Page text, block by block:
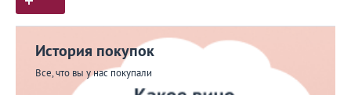
История покупок
Все, что вы у нас покупали